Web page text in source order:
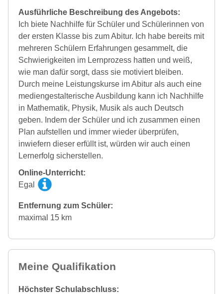
Ausführliche Beschreibung des Angebots:
Ich biete Nachhilfe für Schüler und Schülerinnen von
der ersten Klasse bis zum Abitur. Ich habe bereits mit
mehreren Schülern Erfahrungen gesammelt, die
Schwierigkeiten im Lernprozess hatten und weiß,
wie man dafür sorgt, dass sie motiviert bleiben.
Durch meine Leistungskurse im Abitur als auch eine
mediengestalterische Ausbildung kann ich Nachhilfe
in Mathematik, Physik, Musik als auch Deutsch
geben. Indem der Schüler und ich zusammen einen
Plan aufstellen und immer wieder überprüfen,
inwiefern dieser erfüllt ist, würden wir auch einen
Lernerfolg sicherstellen.
Online-Unterricht:
Egal
Entfernung zum Schüler:
maximal 15 km
Meine Qualifikation
Höchster Schulabschluss: